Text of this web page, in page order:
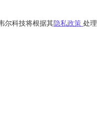
尔科技将根据其隐私政策 处理